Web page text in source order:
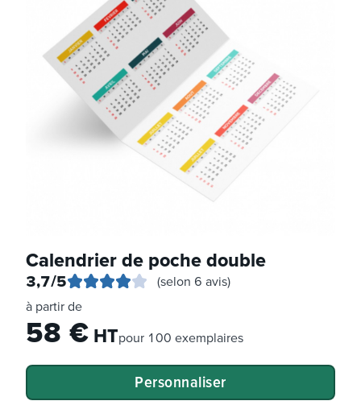
Calendrier de poche double
3,7/5
(selon 6 avis)
à partir de
58 €HTpour 100 exemplaires
Personnaliser